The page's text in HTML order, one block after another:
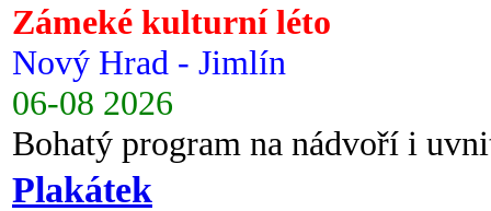
Zámeké kulturní léto
Nový Hrad - Jimlín
06-08 2026
Bohatý program na nádvoří i
Plakátek